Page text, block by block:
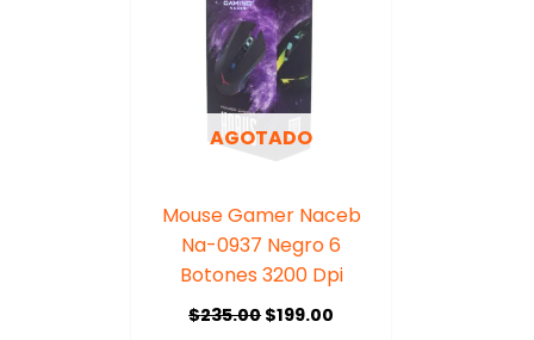
AGOTADO
Mouse Gamer Naceb
Na-0937 Negro 6
Botones 3200 Dpi
$235.00$199.00